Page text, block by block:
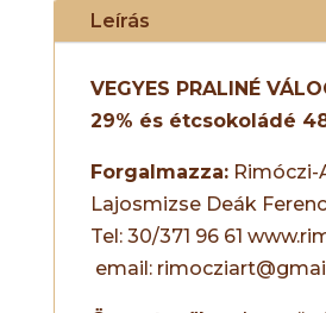
Leírás
VEGYES PRALINÉ
29% és étcsokoládé
Forgalmazza:Rimóczi-
Lajosmizse Deák
Tel: 30/371 96 61
email: